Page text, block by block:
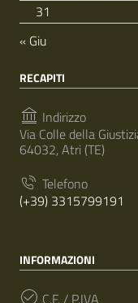
31
« Giu
RECAPITI
Indirizzo
Via Colle della
64032, Atri (TE)
Telefono
(+39) 3315799191
INFORMAZIONI
C.F. / P.IVA